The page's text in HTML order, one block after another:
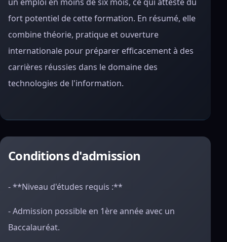
fort potentiel de cette formation. En résumé, elle
combine théorie, pratique et ouverture
internationale pour préparer efficacement à des
carrières réussies dans le domaine des
technologies de l'information.
Conditions d'admission
- **Niveau d'études requis :**
- Admission possible en 1ère année avec un
Baccalauréat.